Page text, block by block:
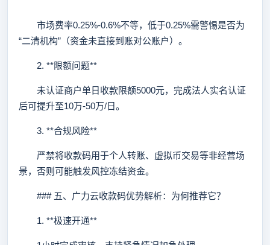
市场费率0.25%-0.6%不等，低于0.25%需警惕是否为
“二清机构”（资金未直接到账对公账户）。
2. **限额问题**
未认证商户单日收款限额5000元，完成法人实名认证
后可提升至10万-50万/日。
3. **合规风险**
严禁将收款码用于个人转账、虚拟币交易等非经营场
景，否则可能触发风控冻结资金。
### 五、广力云收款码优势解析：为何推荐它？
1. **极速开通**